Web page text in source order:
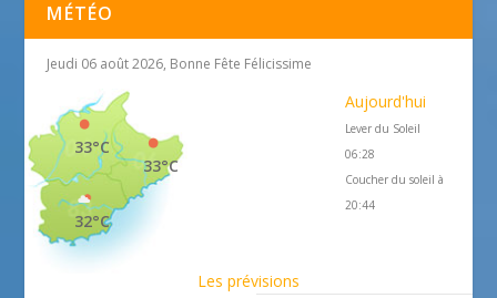
MÉTÉO
Jeudi 06 août 2026, Bonne Fête Félicissime
33°C
33°C
32°C
Aujourd'hui
Lever du Soleil
06:28
Coucher du soleil à
20:44
Les prévisions